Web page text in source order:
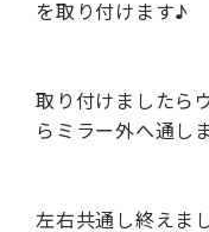
を取り付けます♪
取り付けましたら
らミラー外へ通し
左右共通し終えま